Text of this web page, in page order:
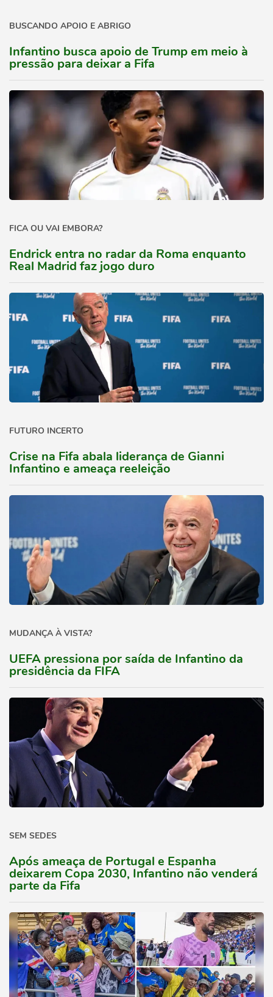
BUSCANDO APOIO E ABRIGO
Infantino busca apoio de Trump em meio à
pressão para deixar a Fifa
FICA OU VAI EMBORA?
Endrick entra no radar da Roma enquanto
Real Madrid faz jogo duro
FUTURO INCERTO
Crise na Fifa abala liderança de Gianni
Infantino e ameaça reeleição
MUDANÇA À VISTA?
UEFA pressiona por saída de Infantino da
presidência da FIFA
SEM SEDES
Após ameaça de Portugal e Espanha
deixarem Copa 2030, Infantino não venderá
parte da Fifa